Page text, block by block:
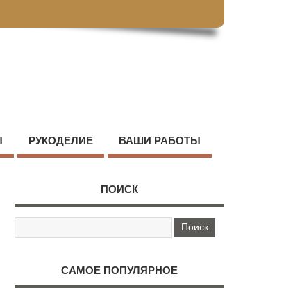
РУКОДЕЛИЕ ВАШИ РАБОТЫ
ПОИСК
САМОЕ ПОПУЛЯРНОЕ